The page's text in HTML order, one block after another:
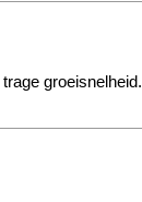
groeisnelheid.